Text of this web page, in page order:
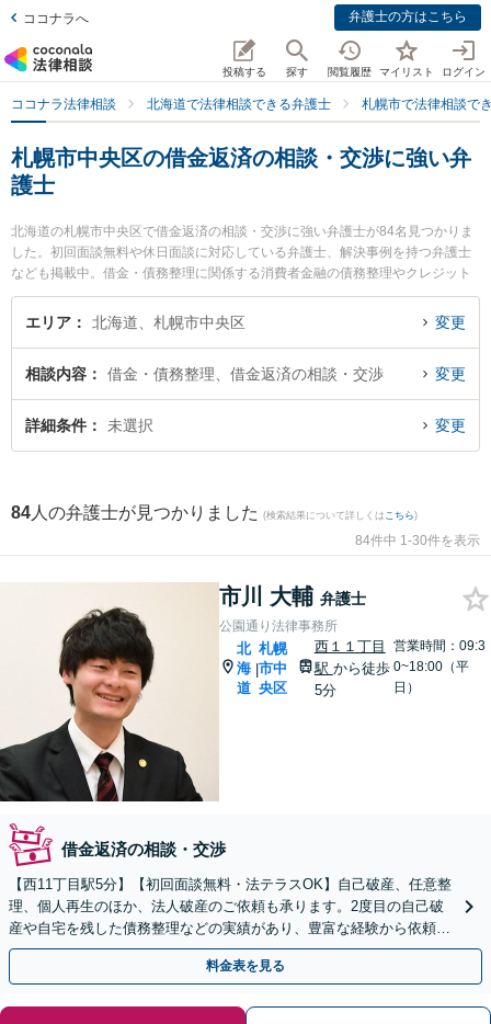
ココナラへ 弁護士の方はこちら
投稿する 探す 閲覧履歴 マイリスト ログイン
ココナラ法律相談 北海道で法律相談できる弁護士 札幌市で法律相談で
札幌市中央区の借金返済の相談・交渉に強い弁
護士
北海道の札幌市中央区で借金返済の相談・交渉に強い弁護士が84名見つかりま
した。初回面談無料や休日面談に対応している弁護士、解決事例を持つ弁護士
なども掲載中。借金・債務整理に関係する消費者金融の債務整理やクレジット
会社の債務整理、リボ払いの債務整理等の細かな分野での絞り込み検索もでき
便利です。特に公園通り法律事務所の市川 大輔弁護士やたいへい法律事務所の
区で土日や夜間に発生した借金返済の相談・交渉のトラブルを今すぐに弁護士
に相談したい』『借金返済の相談・交渉のトラブル解決の実績豊富な近くの弁
護士を検索したい』『初回相談無料で借金返済の相談・交渉を法律相談できる
エリア 北海道、札幌市中央区 変更
相談内容 借金・債務整理、借金返済の相談・交渉 変更
詳細条件 未選択 変更
84 人の弁護士が見つかりました (検索結果について詳しくは こちら)
84件中 1-30件を表示
市川 大輔 弁護士
公園通り法律事務所
北
海
道
|
札幌
市中
央区
西１１丁目
駅 から徒歩
5分
営業時間：09:3
0~18:00（平
日）
借金返済の相談・交渉
【西11丁目駅5分】【初回面談無料・法テラスOK】自己破産、任意整
理、個人再生のほか、法人破産のご依頼も承ります。2度目の自己破
産や自宅を残した債務整理などの実績があり、豊富な経験から依頼者
さまに合わせた解決策を提案【即日／夜間休日対応】
料金表を見る